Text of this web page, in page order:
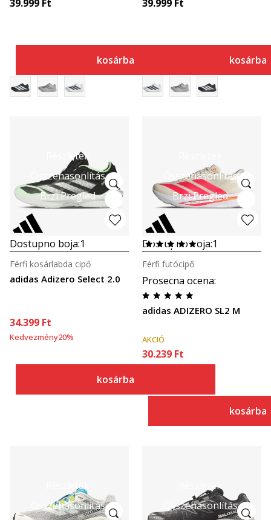
39.999 Ft
kosárba
39.999 Ft
kosárba
Részletek
Összehasonlítás
Brzi Pregled
Dostupno boja:1
adidas Adizero Select 2.0
Férfi kosárlabda cipő
34.399 Ft
Kedvezmény20%
kosárba
Összehasonlítás
Brzi Pregled
Dostupno boja:1
Prosecna ocena:
adidas ADIZERO SL2 M
Férfi futócipő
AKCIÓ
30.239 Ft
kosárba
Részletek
Összehasonlítás
Részletek
Összehasonlítás